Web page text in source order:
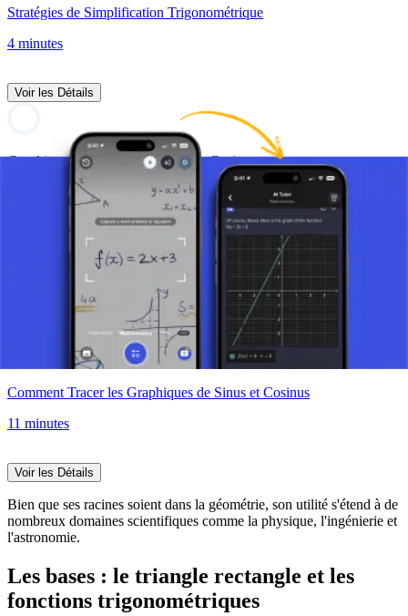
Stratégies de Simplification Trigonométrique
4 minutes
Voir les Détails
Graphiques des Fonctions Sinus et Cosinus
Voir les Détails
Le Graphique de la Fonction Sinus
Comment Tracer les Graphiques de Sinus et Cosinus
11 minutes
Voir les Détails
Bien que ses racines soient dans la géométrie, son utilité s'étend à de
nombreux domaines scientifiques comme la physique, l'ingénierie et
l'astronomie.
Les bases : le triangle rectangle et les
fonctions trigonométriques